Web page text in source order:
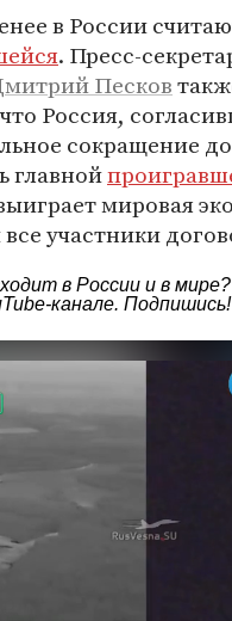
в России
. Пресс-
Песков
Россия,
сокращение
главной
мировая
все участники
в России и в
канале. Подпишись!